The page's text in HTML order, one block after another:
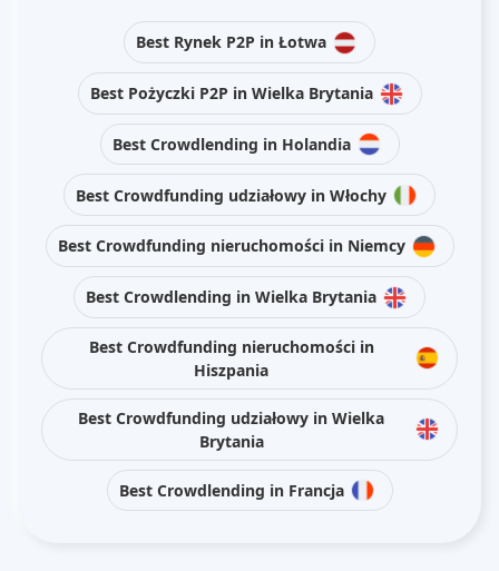
Best Rynek P2P in Łotwa
Best Pożyczki P2P in Wielka Brytania
Best Crowdlending in Holandia
Best Crowdfunding udziałowy in Włochy
Best Crowdfunding nieruchomości in Niemcy
Best Crowdlending in Wielka Brytania
Best Crowdfunding nieruchomości in
Hiszpania
Best Crowdfunding udziałowy in Wielka
Brytania
Best Crowdlending in Francja